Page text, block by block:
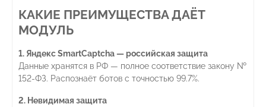
КАКИЕ ПРЕИМУЩЕСТВА ДАЁТ
МОДУЛЬ
1. Яндекс SmartCaptcha — российская защита
Данные хранятся в РФ — полное соответствие закону №
152-ФЗ. Распознаёт ботов с точностью 99.7%.
2. Невидимая защита